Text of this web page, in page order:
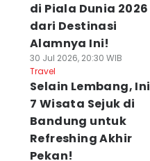
di Piala Dunia 2026
dari Destinasi
Alamnya Ini!
30 Jul 2026, 20:30 WIB
Travel
Selain Lembang, Ini
7 Wisata Sejuk di
Bandung untuk
Refreshing Akhir
Pekan!